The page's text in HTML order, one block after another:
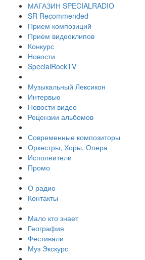
МАГАЗИН SPECIALRADIO
SR Recommended
Прием композиций
Прием видеоклипов
Конкурс
Новости
SpecialRockTV
Музыкальный Лексикон
Интервью
Новости видео
Рецензии альбомов
Современные композиторы
Оркестры, Хоры, Опера
Исполнители
Промо
О радио
Контакты
Мало кто знает
География
Фестивали
Муз Экскурс